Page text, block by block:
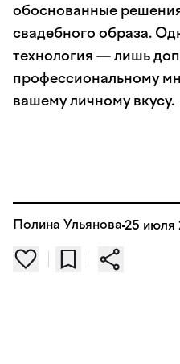
обоснованные
свадебного образа.
технология — лишь
профессиональному
вашему личному вкусу.
Полина Ульянова 25 июля